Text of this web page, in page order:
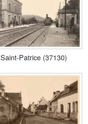
Saint-Patrice (37130)